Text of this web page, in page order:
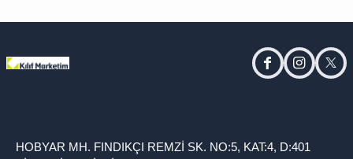
facebookinstagram
HOBYAR MH. FINDIKÇI REMZİ SK. NO:5, KAT:4, D:401